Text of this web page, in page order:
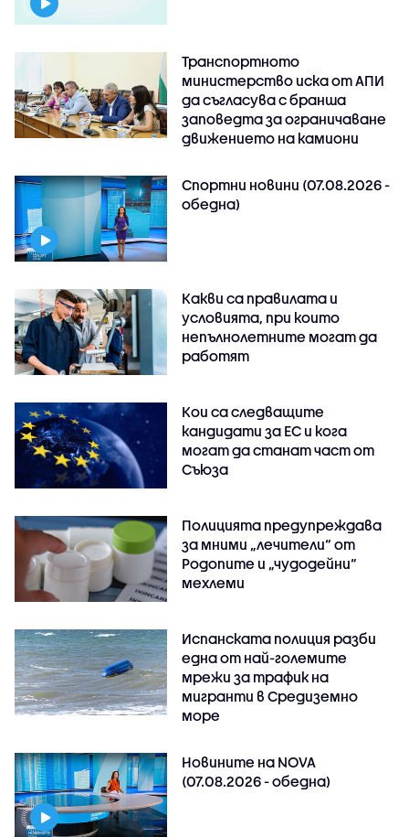
Транспортното
министерство иска от АПИ
да съгласува с бранша
заповедта за ограничаване
движението на камиони
Спортни новини (07.08.2026 -
обедна)
Какви са правилата и
условията, при които
непълнолетните могат да
работят
Кои са следващите
кандидати за ЕС и кога
могат да станат част от
Съюза
Полицията предупреждава
за мними „лечители“ от
Родопите и „чудодейни“
мехлеми
Испанската полиция разби
една от най-големите
мрежи за трафик на
мигранти в Средиземно
море
Новините на NOVA
(07.08.2026 - обедна)